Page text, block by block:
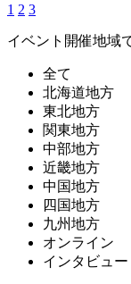
1 2 3
イベント開催地域
全て
北海道地方
東北地方
関東地方
中部地方
近畿地方
中国地方
四国地方
九州地方
オンライン
インタビュー